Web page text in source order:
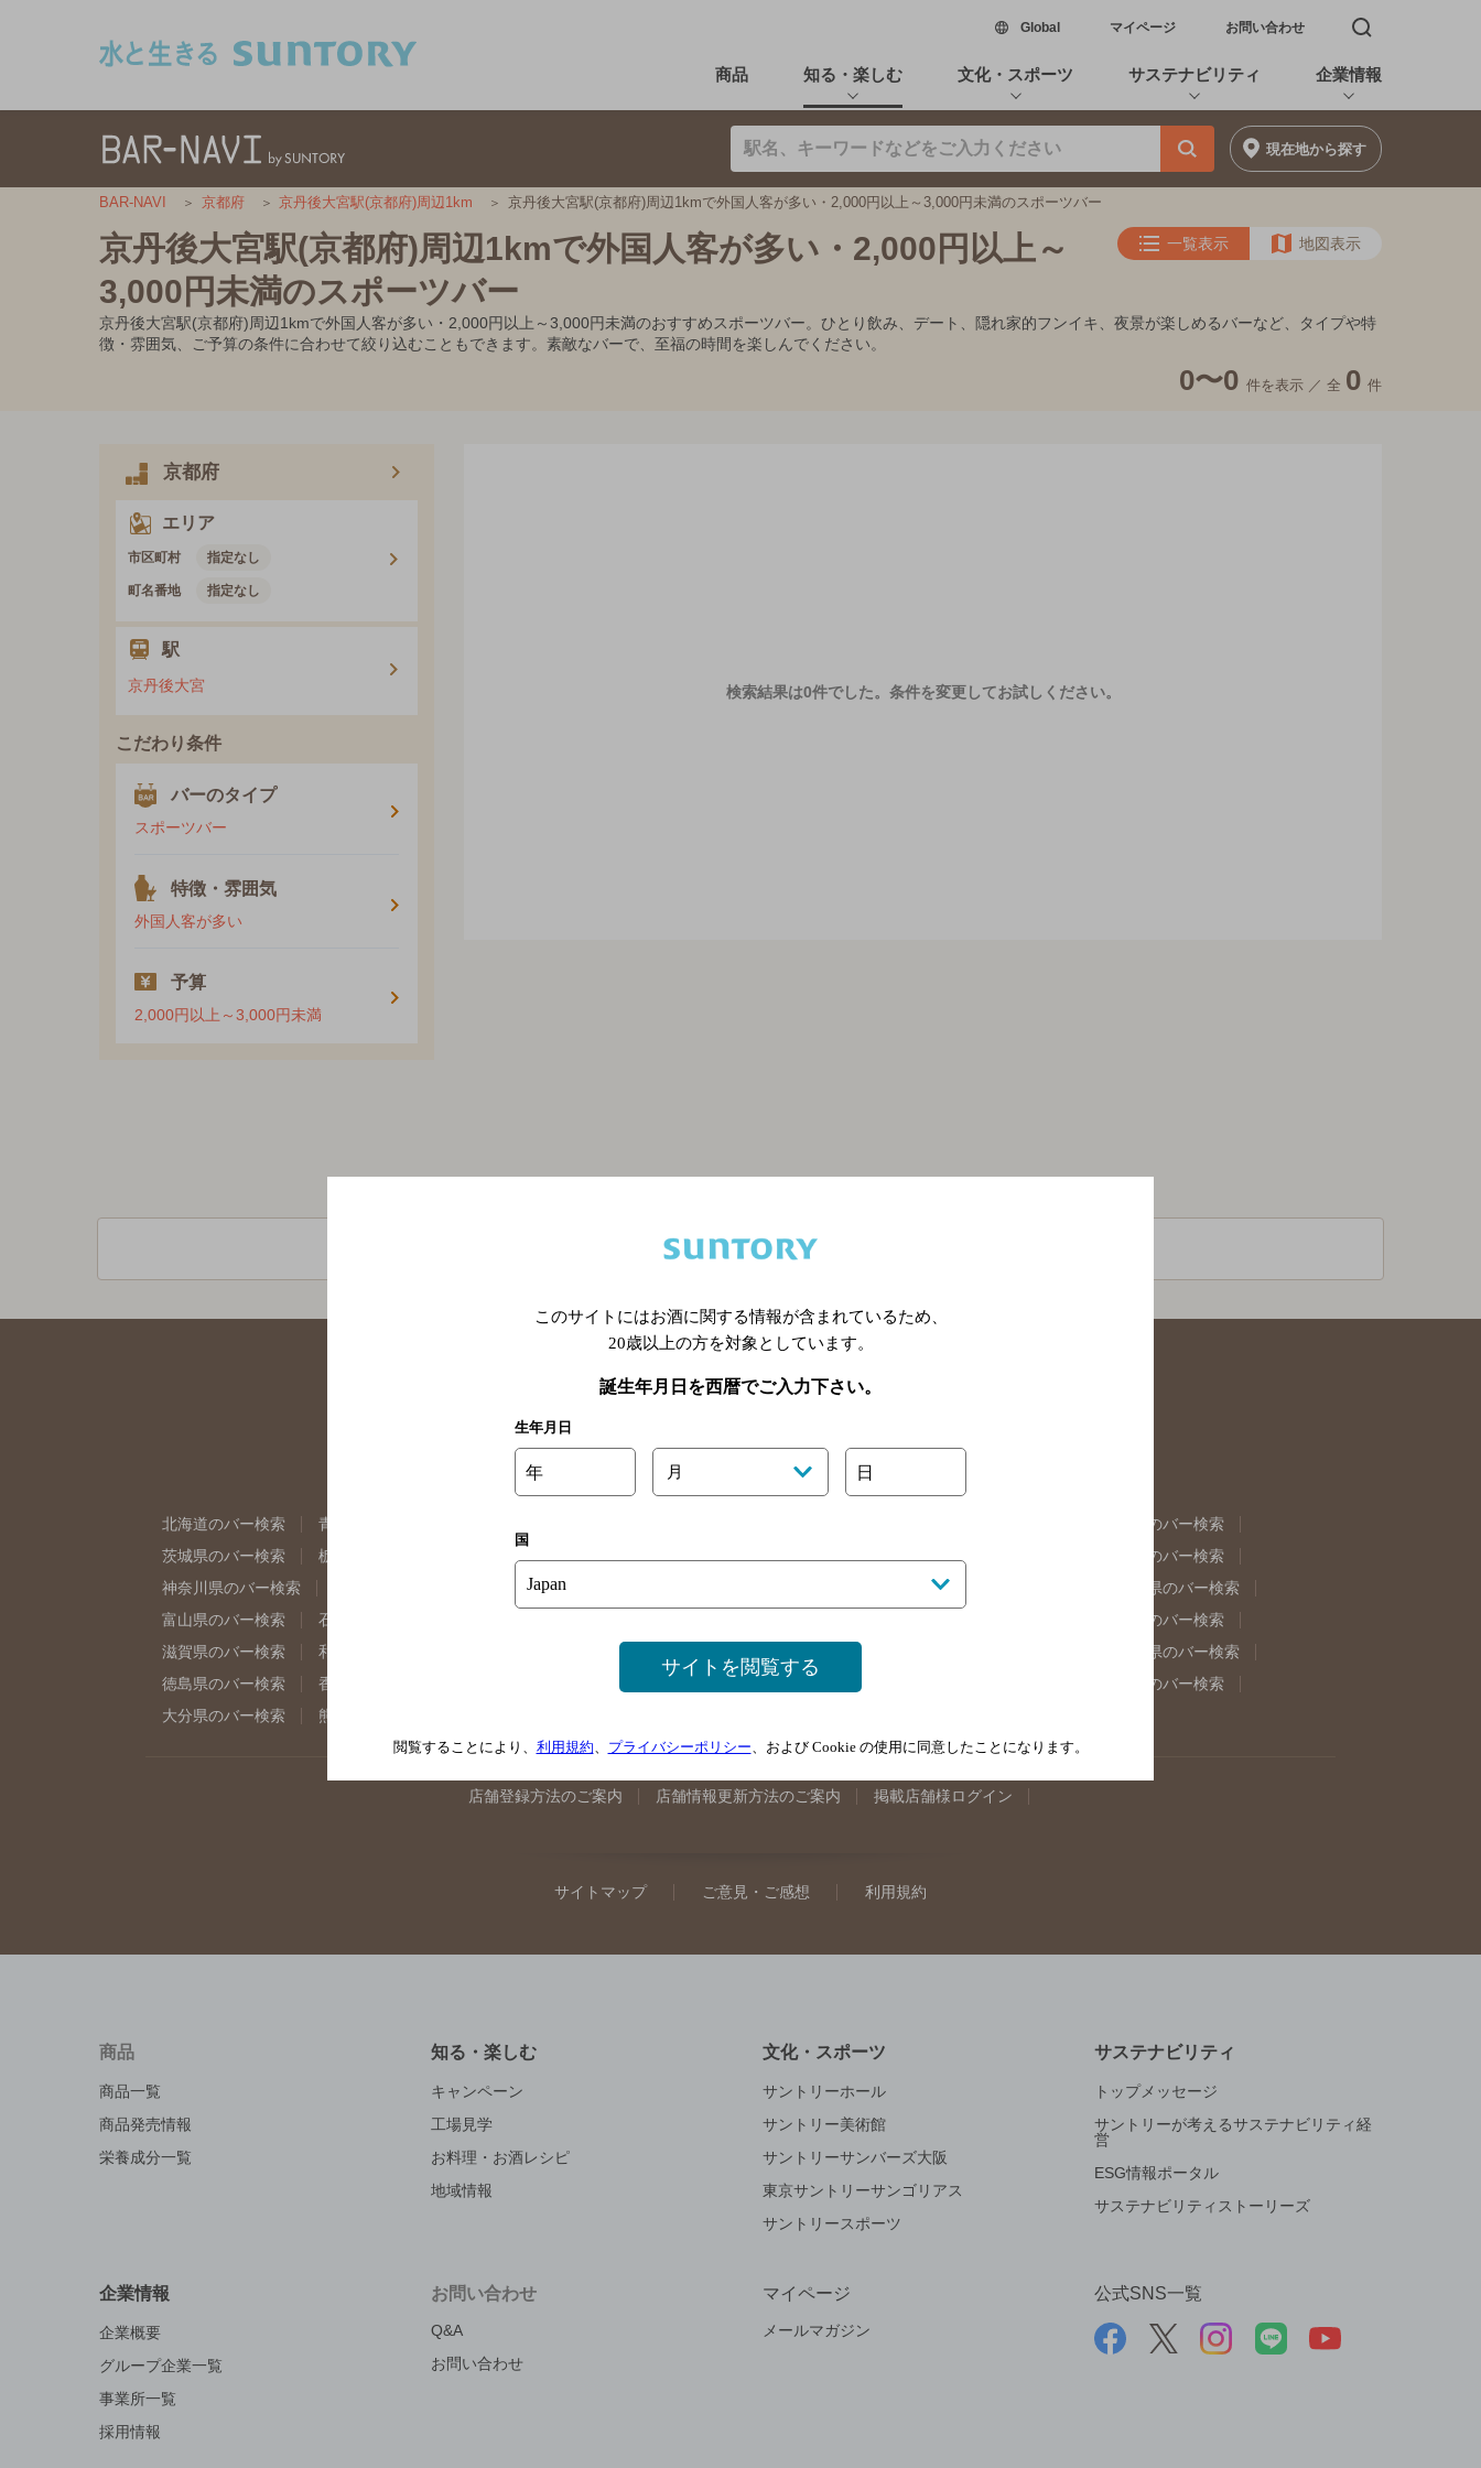
Global新しいウィンドウで開く
マイページ お問い合わせ 検索窓を開く
商品 知る・楽しむ 文化・スポーツ サステナビリティ 企業情報
現在地から探す
BAR-NAVI 京都府 京丹後大宮駅(京都府)周辺1km 京丹後大宮駅(京都府)周辺1kmで外国人客が多い・2,000円以上～3,000円未満のスポーツバー
京丹後大宮駅(京都府)周辺1kmで外国人客が多い・2,000円以上～
3,000円未満のスポーツバー
一覧表示 地図表示
京丹後大宮駅(京都府)周辺1kmで外国人客が多い・2,000円以上～3,000円未満のおすすめスポーツバー。ひとり飲み、デート、隠れ家的フンイキ、夜景が楽しめるバーなど、タイプや特
徴・雰囲気、ご予算の条件に合わせて絞り込むこともできます。素敵なバーで、至福の時間を楽しんでください。
0〜0 件を表示 ／ 全 0 件
京都府
エリア
市区町村 指定なし
町名番地 指定なし
駅
京丹後大宮
こだわり条件
バーのタイプ
スポーツバー
特徴・雰囲気
外国人客が多い
予算
2,000円以上～3,000円未満
検索結果は0件でした。 条件を変更してお試しください。
関連ページ
北海道のバー検索 青森県のバー検索
福島県のバー検索
茨城県のバー検索
栃木県のバー検索
東京都のバー検索
神奈川県のバー検索
埼玉県のバー検索
岐阜県のバー検索
富山県のバー検索
石川県のバー検索
奈良県のバー検索
滋賀県のバー検索
和歌山県のバー検索 山口県のバー検索
島根県のバー検索
徳島県のバー検索
香川県のバー検索
佐賀県のバー検索
大分県のバー検索
熊本県のバー検索
店舗登録方法のご案内 店舗情報更新方法のご案内 掲載店舗様ログイン
サイトマップ ご意見・ご感想 利用規約
商品
商品一覧
商品発売情報
栄養成分一覧
知る・楽しむ
キャンペーン
工場見学
お料理・お酒レシピ
地域情報
文化・スポーツ
サントリーホール
サントリー美術館
サントリーサンバーズ大阪
東京サントリーサンゴリアス
サントリースポーツ
サステナビリティ
トップメッセージ
サントリーが考えるサステナビリティ経
営
ESG情報ポータル
サステナビリティストーリーズ
企業情報
企業概要
グループ企業一覧
事業所一覧
採用情報
お問い合わせ
Q&A
お問い合わせ
マイページ
メールマガジン
公式SNS一覧
このサイトにはお酒に関する情報が含まれているため、
20歳以上の方を対象としています。
誕生年月日を西暦でご入力下さい。
生年月日
年 月 日
国
サイトを閲覧する
閲覧することにより、 利用規約、 プライバシーポリシー、および Cookie の使用に同意したことになります。